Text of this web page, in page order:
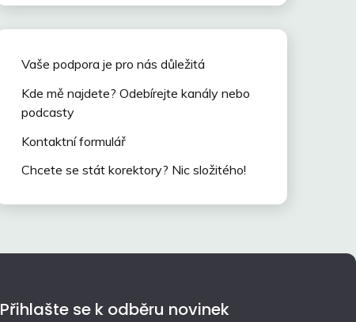
Vaše podpora je pro nás důležitá
Kde mě najdete? Odebírejte kanály nebo
podcasty
Kontaktní formulář
Chcete se stát korektory? Nic složitého!
Přihlašte se k odběru novinek